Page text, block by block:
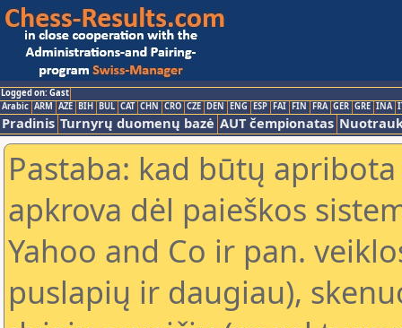
Logged on: Gast
Arabic ARM AZE BIH BUL CAT CHN CRO CZE DEN ENG ESP FAI FIN FRA GER GRE INA
Pradinis Turnyrų duomenų bazė AUT čempionatas
Pastaba: kad būtų
apkrova dėl paieškos
Yahoo and Co ir pan.
puslapių ir daugiau),